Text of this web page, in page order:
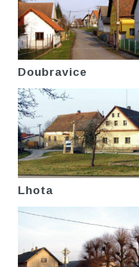
Doubravice
Lhota